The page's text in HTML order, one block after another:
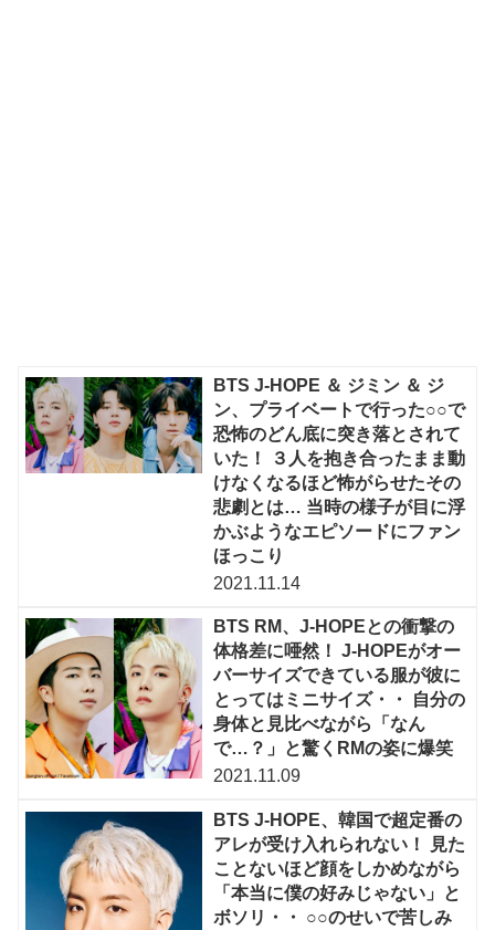
BTS J-HOPE ＆ ジミン ＆ ジ
ン、プライベートで行った○○で
恐怖のどん底に突き落とされて
いた！ ３人を抱き合ったまま動
けなくなるほど怖がらせたその
悲劇とは… 当時の様子が目に浮
かぶようなエピソードにファン
ほっこり
2021.11.14
BTS RM、J-HOPEとの衝撃の
体格差に唖然！ J-HOPEがオー
バーサイズできている服が彼に
とってはミニサイズ・・ 自分の
身体と見比べながら「なん
で…？」と驚くRMの姿に爆笑
2021.11.09
BTS J-HOPE、韓国で超定番の
アレが受け入れられない！ 見た
ことないほど顔をしかめながら
「本当に僕の好みじゃない」と
ボソリ・・ ○○のせいで苦しみ